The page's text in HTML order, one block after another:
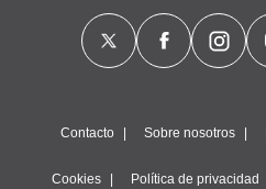
Contacto Sobre nosotros
Cookies Política de privacidad